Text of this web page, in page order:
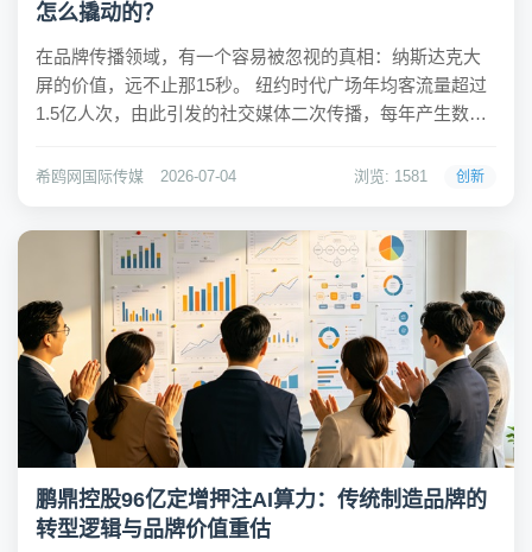
怎么撬动的？
在品牌传播领域，有一个容易被忽视的真相：纳斯达克大
屏的价值，远不止那15秒。 纽约时代广场年均客流量超过
1.5亿人次，由此引发的社交媒体二次传播，每年产生数百
正的传播效应并非从时代广场结束，而是从这里开始。屏
希鸥网国际传媒 2026-07-04 浏览: 1581 创新
鹏鼎控股96亿定增押注AI算力：传统制造品牌的
转型逻辑与品牌价值重估